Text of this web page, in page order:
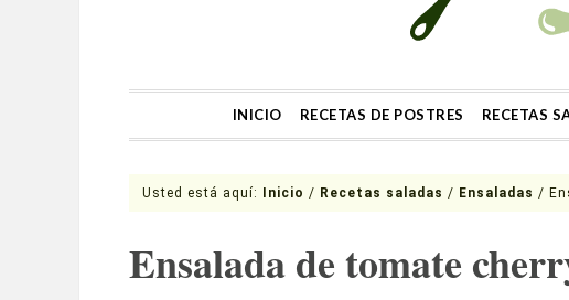
INICIO RECETAS DE POSTRES RECETAS
Usted está aquí: Inicio / Recetas saladas / Ensaladas /
Ensalada de tomate